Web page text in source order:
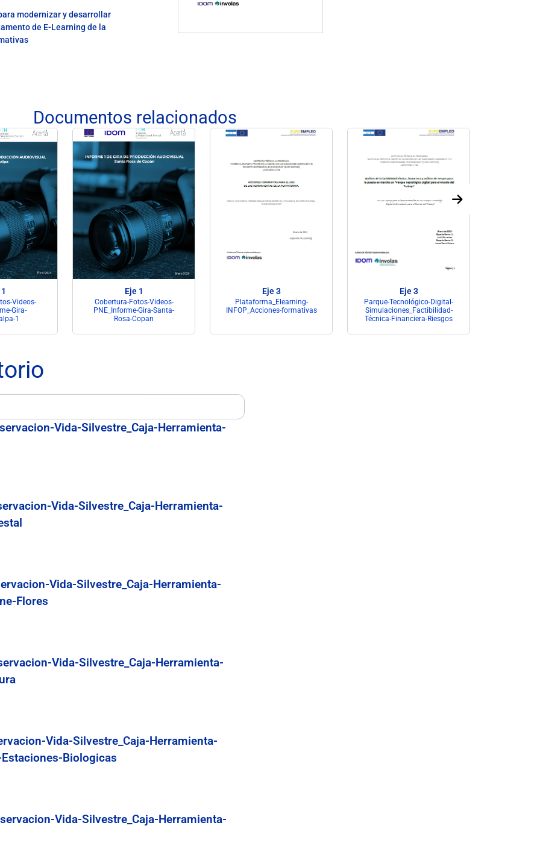
modernizar y desarrollar
de E-Learning de la
Documentos relacionados
Videos-
Gira-
1
Eje 1
Cobertura-Fotos-Videos-
PNE_Informe-Gira-Santa-
Rosa-Copan
Eje 3
Plataforma_Elearning-
INFOP_Acciones-formativas
Eje 3
Parque-Tecnológico-Digital-
Simulaciones_Factibilidad-
Técnica-Financiera-Riesgos
Vida-Silvestre_Caja-Herramienta-
Vida-Silvestre_Caja-Herramienta-
Vida-Silvestre_Caja-Herramienta-
Flores
Vida-Silvestre_Caja-Herramienta-
Vida-Silvestre_Caja-Herramienta-
Biologicas
Vida-Silvestre_Caja-Herramienta-